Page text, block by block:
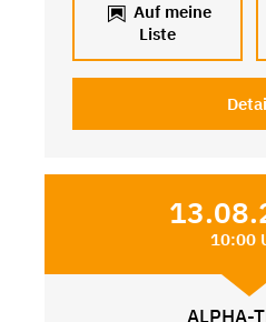
Auf meine
Liste
10:00
ALPHA-